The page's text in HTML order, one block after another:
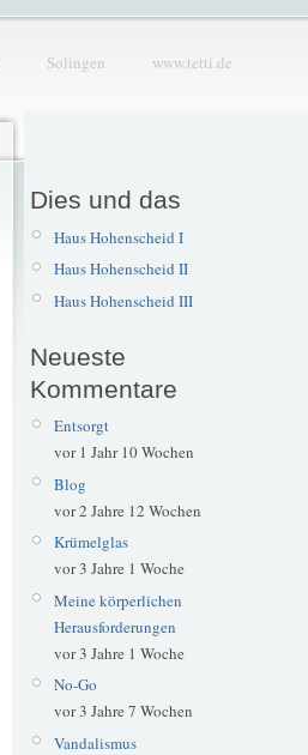
Solingen www.tetti.de
Dies und das
Haus Hohenscheid I
Haus Hohenscheid II
Haus Hohenscheid III
Neueste
Kommentare
Entsorgt
vor 1 Jahr 10 Wochen
Blog
vor 2 Jahre 12 Wochen
Krümelglas
vor 3 Jahre 1 Woche
Meine körperlichen
Herausforderungen
vor 3 Jahre 1 Woche
No-Go
vor 3 Jahre 7 Wochen
Vandalismus